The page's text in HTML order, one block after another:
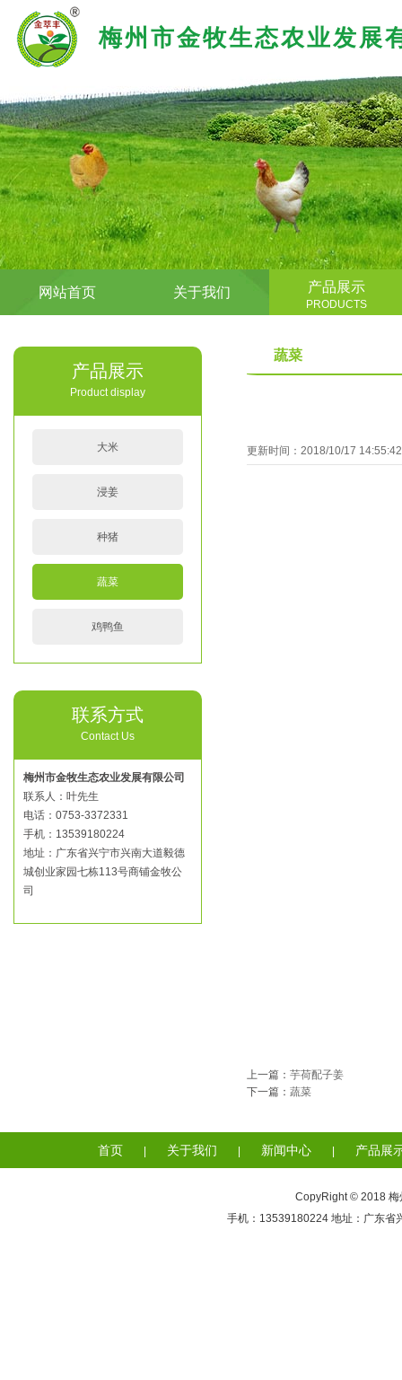
梅州市金牧生态农业发展
网站首页 关于我们 产品展示
PRODUCTS
产品展示
Product display
大米
浸姜
种猪
蔬菜
鸡鸭鱼
联系方式
Contact Us
梅州市金牧生态农业发展有限公司
联系人：叶先生
电话：0753-3372331
手机：13539180224
地址：广东省兴宁市兴南大道毅德
城创业家园七栋113号商铺金牧公
司
蔬菜
更新时间：2018/10/17
上一篇： 芋荷配子姜
下一篇： 蔬菜
首页 关于我们 新闻中心 产品展
CopyRight © 2018 梅
手机：13539180224 地址：广东省